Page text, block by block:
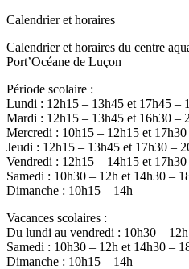
Calendrier et horaires
Calendrier et horaires du centre
Port’Océane de Luçon
Période scolaire :
Lundi : 12h15 – 13h45 et 17h45 –
Mardi : 12h15 – 13h45 et 16h30 –
Mercredi : 10h15 – 12h15 et 17h30
Jeudi : 12h15 – 13h45 et 17h30 –
Vendredi : 12h15 – 14h15 et
Samedi : 10h30 – 12h et 14h30 –
Dimanche : 10h15 – 14h
Vacances scolaires :
Du lundi au vendredi : 10h30 –
Samedi : 10h30 – 12h et 14h30 –
Dimanche : 10h15 – 14h